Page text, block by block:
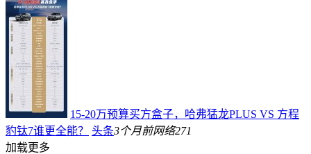
15-20万预算买方盒子，哈弗猛龙PLUS VS 方程
豹钛7谁更全能？
头条3个月前网络271
加载更多